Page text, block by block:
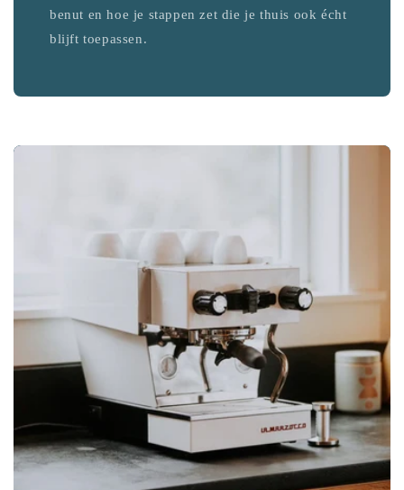
benut en hoe je stappen zet die je thuis ook écht
blijft toepassen.